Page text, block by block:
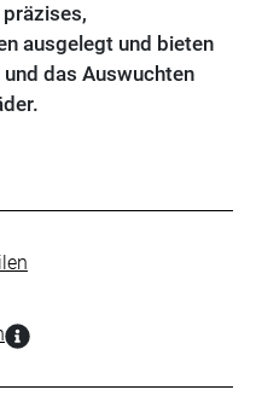
ausgelegt und bieten
das Auswuchten